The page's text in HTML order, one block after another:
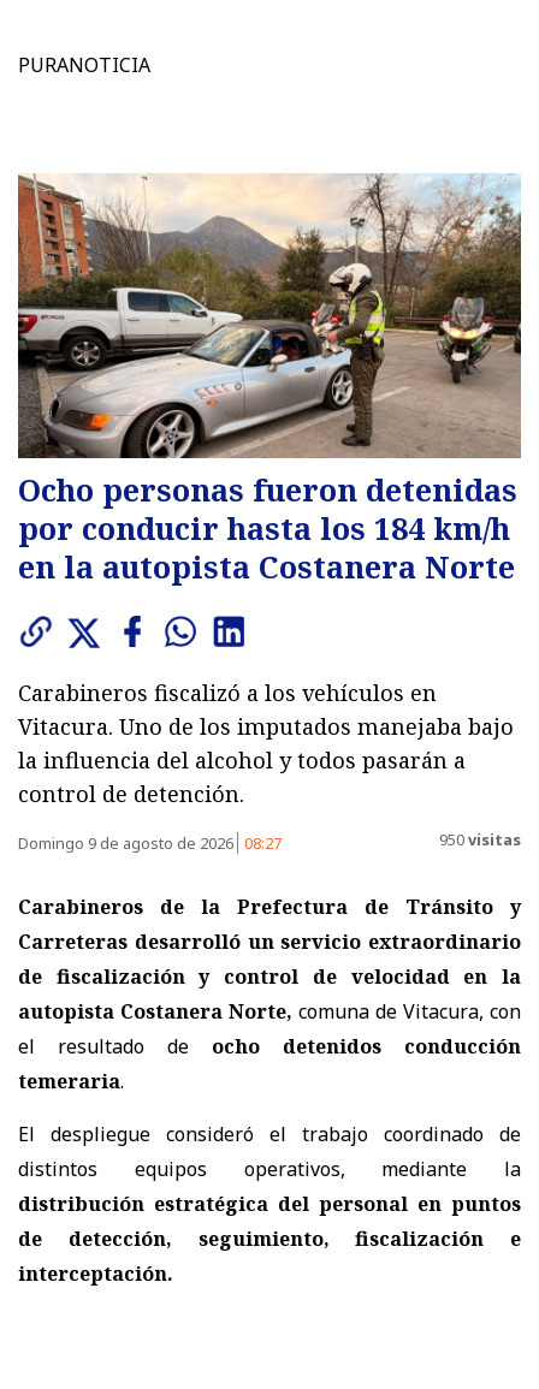
PURANOTICIA
Ocho personas fueron detenidas
por conducir hasta los 184 km/h
en la autopista Costanera Norte
Carabineros fiscalizó a los vehículos en
Vitacura. Uno de los imputados manejaba bajo
la influencia del alcohol y todos pasarán a
control de detención.
Domingo 9 de agosto de 2026 08:27 950visitas
Carabineros de la Prefectura de Tránsito y
Carreteras desarrolló un servicio extraordinario
de fiscalización y control de velocidad en la
autopista Costanera Norte, comuna de Vitacura, con
el resultado de ocho detenidos conducción
temeraria.
El despliegue consideró el trabajo coordinado de
distintos equipos operativos, mediante la
distribución estratégica del personal en puntos
de detección, seguimiento, fiscalización e
interceptación.